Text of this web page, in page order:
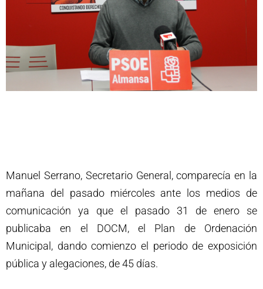
Manuel Serrano, Secretario General, comparecía en la
mañana del pasado miércoles ante los medios de
comunicación ya que el pasado 31 de enero se
publicaba en el DOCM, el Plan de Ordenación
Municipal, dando comienzo el periodo de exposición
pública y alegaciones, de 45 días.